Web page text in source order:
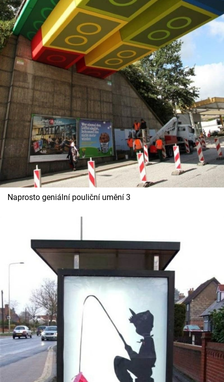
Naprosto geniální pouliční umění 3